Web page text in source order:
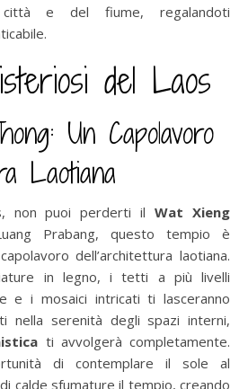
città e del fiume, regalandoti
del Laos
Un Capolavoro
Laotiana
non puoi perderti ilWat Xieng
Prabang, questo tempio è
dell’architettura laotiana.
in legno, i tetti a più livelli
e i mosaici intricati ti lasceranno
nella serenità degli spazi interni,
ti avvolgerà completamente.
di contemplare il sole al
calde sfumature il tempio, creando